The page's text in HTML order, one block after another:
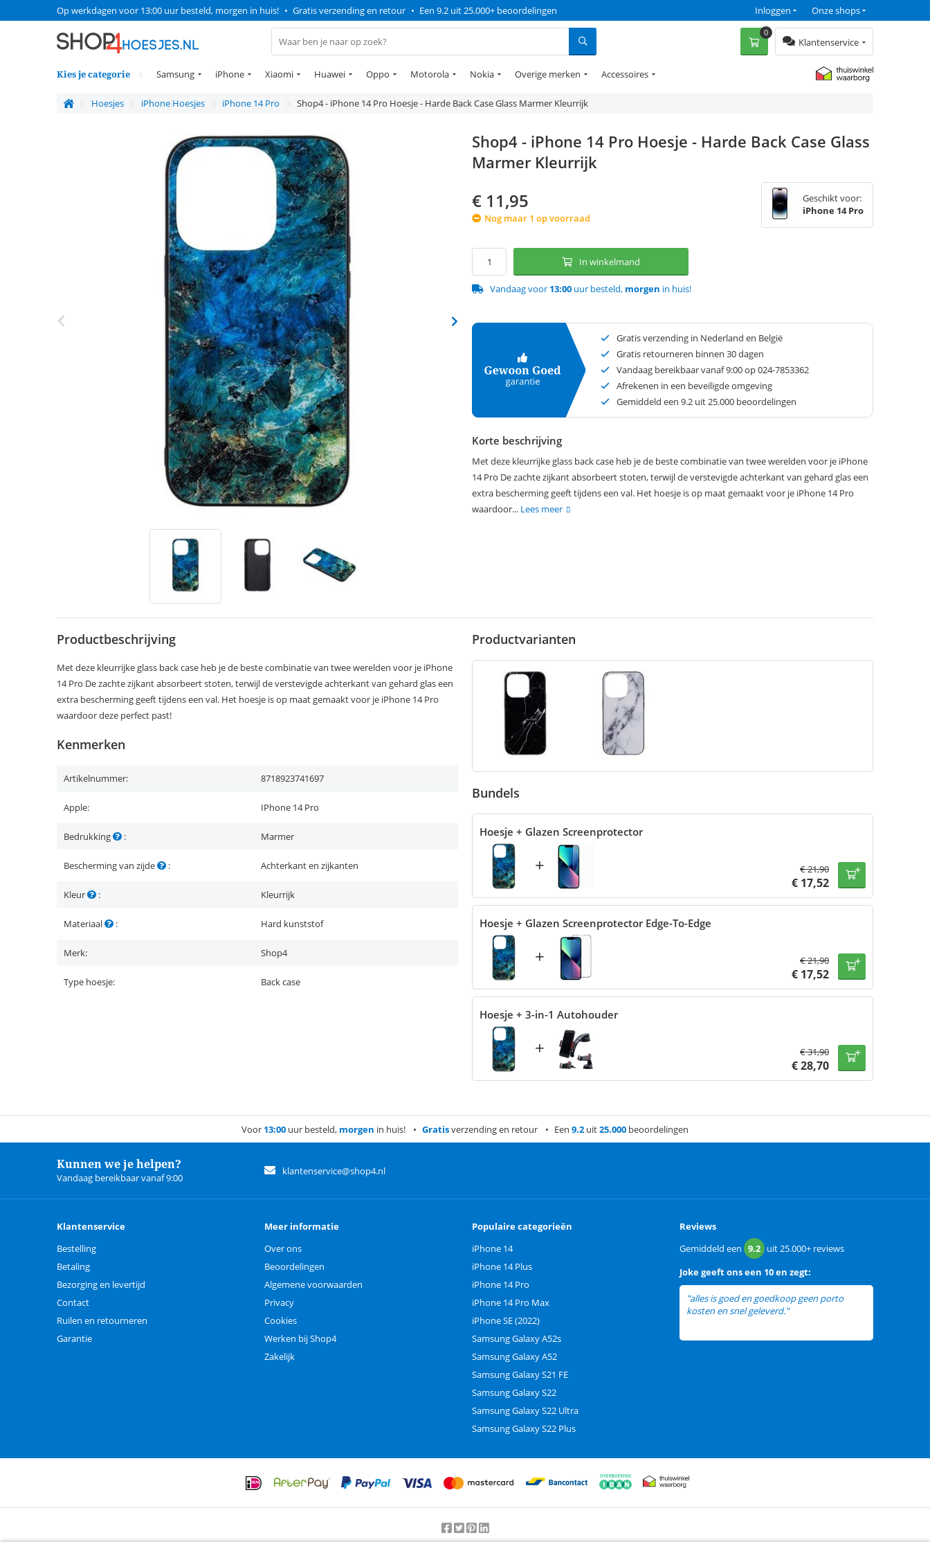
Op werkdagen voor 13:00 uur besteld, morgen in huis! • Gratis verzending en retour • Een 9.2 uit 25.000+ beoordelingen Onze shops
Inloggen
Klantenservice
0
Kies je categorie Samsung iPhone Xiaomi Huawei Oppo Motorola Nokia Overige merken Accessoires
Hoesjes iPhone Hoesjes iPhone 14 Pro Shop4 - iPhone 14 Pro Hoesje - Harde Back Case Glass Marmer Kleurrijk
Shop4 - iPhone 14 Pro Hoesje - Harde Back Case Glass
Marmer Kleurrijk
€ 11,95
Nog maar 1 op voorraad
Geschikt voor:
iPhone 14 Pro
In winkelmand
Vandaag voor 13:00 uur besteld, morgen in huis!
Gratis verzending in Nederland en België
Gratis retourneren binnen 30 dagen
Vandaag bereikbaar vanaf 9:00 op 024-7853362
Afrekenen in een beveiligde omgeving
Gemiddeld een 9.2 uit 25.000 beoordelingen
Korte beschrijving
Met deze kleurrijke glass back case heb je de beste combinatie van twee werelden voor je iPhone
14 Pro De zachte zijkant absorbeert stoten, terwijl de verstevigde achterkant van gehard glas een
extra bescherming geeft tijdens een val. Het hoesje is op maat gemaakt voor je iPhone 14 Pro
waardoor... Lees meer
Productbeschrijving
Met deze kleurrijke glass back case heb je de beste combinatie van twee werelden voor je iPhone
14 Pro De zachte zijkant absorbeert stoten, terwijl de verstevigde achterkant van gehard glas een
extra bescherming geeft tijdens een val. Het hoesje is op maat gemaakt voor je iPhone 14 Pro
waardoor deze perfect past!
Kenmerken
Artikelnummer: 8718923741697
Apple: IPhone 14 Pro
Bedrukking : Marmer
Bescherming van zijde : Achterkant en zijkanten
Kleur : Kleurrijk
Materiaal : Hard kunststof
Merk: Shop4
Type hoesje: Back case
Productvarianten
Bundels
Hoesje + Glazen Screenprotector
+ €21,90
€ 17,52
Hoesje + Glazen Screenprotector Edge-To-Edge
+ €21,90
€ 17,52
Hoesje + 3-in-1 Autohouder
+ €31,90
€28,70
Voor 13:00 uur besteld, morgen in huis! Gratisverzending en retour Een 9.2 uit25.000 beoordelingen
Kunnen we je helpen?
Vandaag bereikbaar vanaf 9:00
klantenservice@shop4.nl
Klantenservice
Bestelling
Betaling
Bezorging en levertijd
Contact
Ruilen en retourneren
Garantie
Meer informatie
Over ons
Beoordelingen
Algemene voorwaarden
Privacy
Cookies
Werken bij Shop4
Zakelijk
Populaire categorieën
iPhone 14
iPhone 14 Plus
iPhone 14 Pro
iPhone 14 Pro Max
iPhone SE (2022)
Samsung Galaxy A52s
Samsung Galaxy A52
Samsung Galaxy S21 FE
Samsung Galaxy S22
Samsung Galaxy S22 Ultra
Samsung Galaxy S22 Plus
Reviews
Gemiddeld een 9.2 uit25.000+ reviews
Jokegeeft ons een 10 en zegt:
"alles is goed en goedkoop geen porto
kosten en snel geleverd."
Beoordeling door klanten:9.2/10-25000beoordelingen